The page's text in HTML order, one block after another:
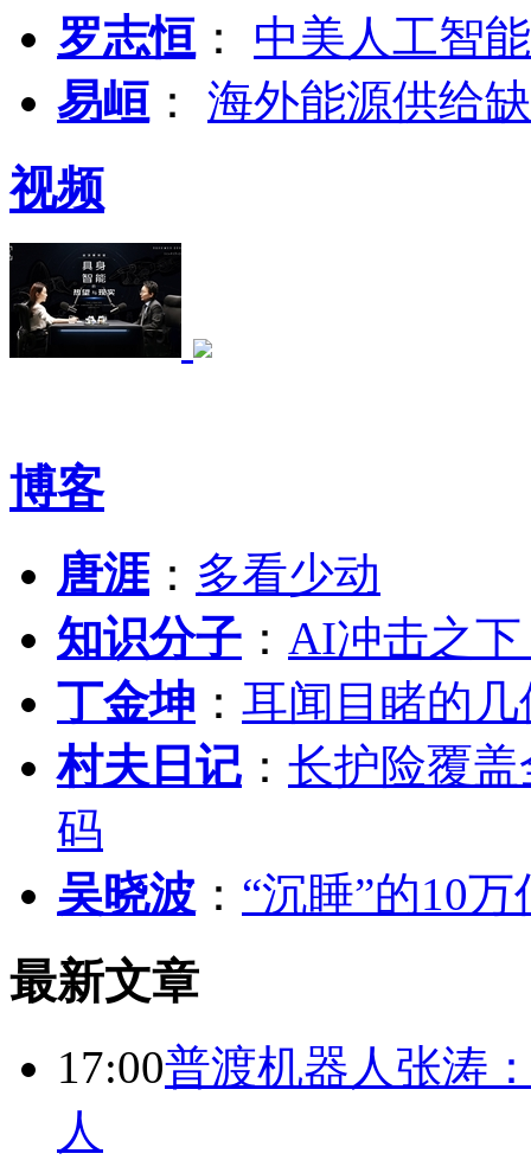
罗志恒 ： 中美人工智
易峘 ： 海外能源供给
视频
博客
唐涯： 多看少动
知识分子 ： AI冲击之
丁金坤 ： 耳闻目睹的
村夫日记 ： 长护险覆
码
吴晓波 ： “沉睡”的10
最新文章
17:00普渡机器人张涛
人